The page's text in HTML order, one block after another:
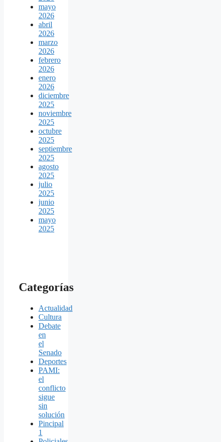
mayo
2026
abril
2026
marzo
2026
febrero
2026
enero
2026
diciembre
2025
noviembre
2025
octubre
2025
septiembre
2025
agosto
2025
julio
2025
junio
2025
mayo
2025
Categorías
Actualidad
Cultura
Debate
en
el
Senado
Deportes
PAMI:
el
conflicto
sigue
sin
solución
Pincipal
1